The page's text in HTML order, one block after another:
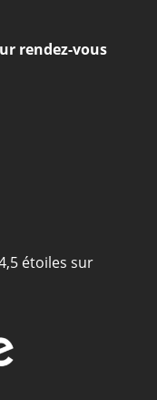
rendez-vous
étoiles sur